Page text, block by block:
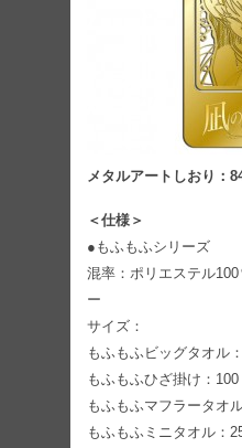
メタルアートしおり：
＜仕様＞
●もふもふシリーズ
混率：ポリエステル
ー
サイズ：
もふもふビッグタオル
もふもふひざ掛け：100
もふもふマフラータオ
もふもふミニタオル：